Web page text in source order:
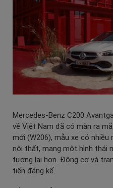
Mercedes-Benz C200
về Việt Nam đã có màn ra
mới (W206), mẫu xe có nhiều
nội thất, mang một hình thái
tương lai hơn. Động cơ và
tiến đáng kể.